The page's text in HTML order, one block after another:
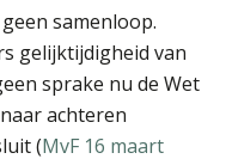
samenloop.
gelijktijdigheid van
sprake nu de Wet
achteren
(MvF 16 maart
Oetelaar